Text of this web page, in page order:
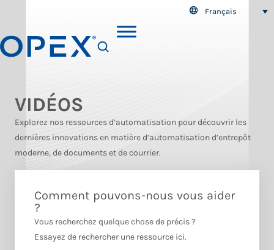
Français
VIDÉOS
Explorez nos ressources d’automatisation pour découvrir les
dernières innovations en matière d’automatisation d’entrepôt
moderne, de documents et de courrier.
Comment pouvons-nous vous aider
?
Vous recherchez quelque chose de précis ?
Essayez de rechercher une ressource ici.